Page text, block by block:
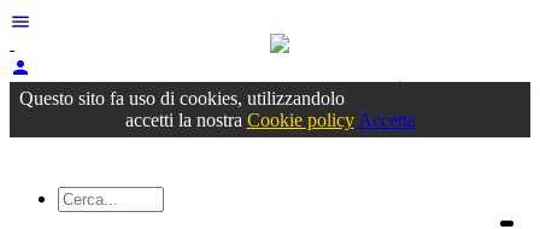
menu
person
Accedioppure registrati
Questo sito fa uso di cookies, utilizzandolo
accetti la nostra Cookie policy Accetta